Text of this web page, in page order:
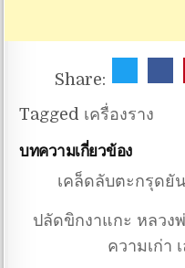
Share:
Tagged เครื่องราง
บทความเกี่ยวข้อง
เคล็ดลับตะกรุดยั
ปลัดขิกงาแกะ หลวง
ความเก่า